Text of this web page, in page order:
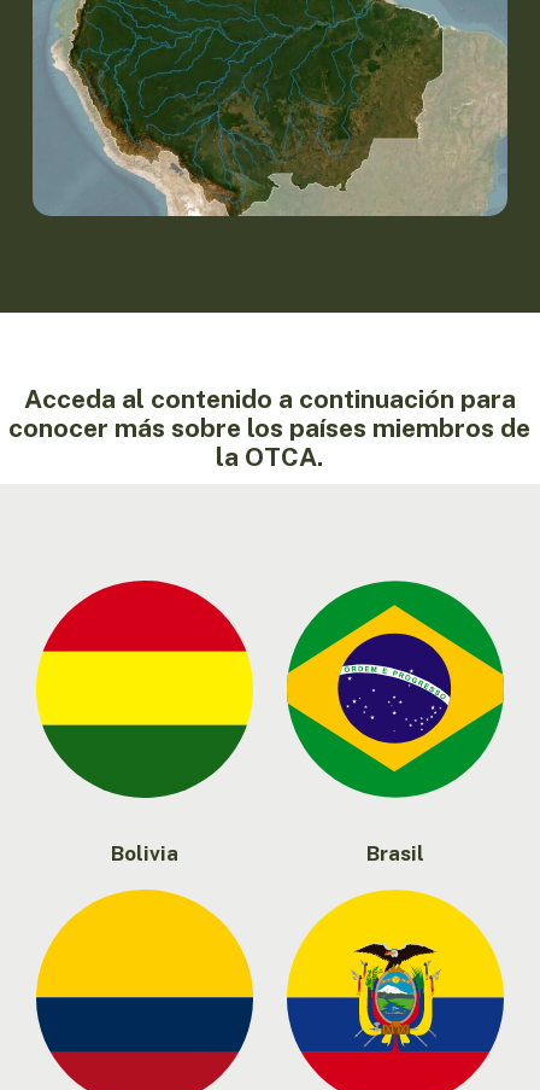
Acceda al contenido a continuación para
conocer más sobre los países miembros de
la OTCA.
Bolivia Brasil